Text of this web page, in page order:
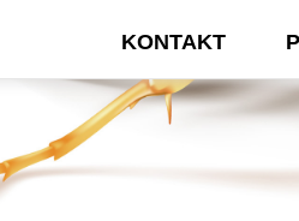
KONTAKT